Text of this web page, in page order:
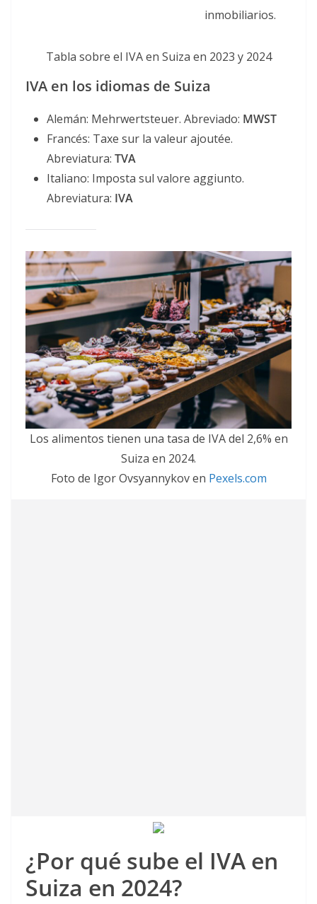
inmobiliarios.
Tabla sobre el IVA en Suiza en 2023 y 2024
IVA en los idiomas de Suiza
Alemán: Mehrwertsteuer. Abreviado: MWST
Francés: Taxe sur la valeur ajoutée.
Abreviatura: TVA
Italiano: Imposta sul valore aggiunto.
Abreviatura: IVA
Los alimentos tienen una tasa de IVA del 2,6% en
Suiza en 2024.
Foto de Igor Ovsyannykov en Pexels.com
¿Por qué sube el IVA en
Suiza en 2024?